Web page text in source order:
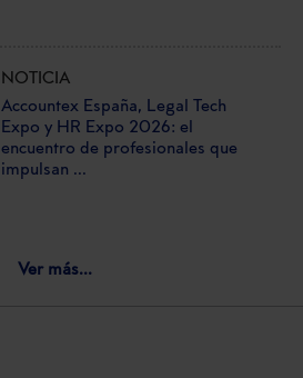
NOTICIA
Accountex España, Legal Tech
Expo y HR Expo 2026: el
encuentro de profesionales que
impulsan ...
Ver más...